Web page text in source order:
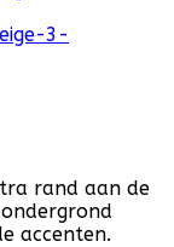
rand aan de
accenten.